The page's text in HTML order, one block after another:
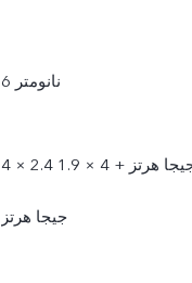
6 نانومتر
4 × 2.4 جيجا هرتز + 4 × 1.9
جيجا هرتز